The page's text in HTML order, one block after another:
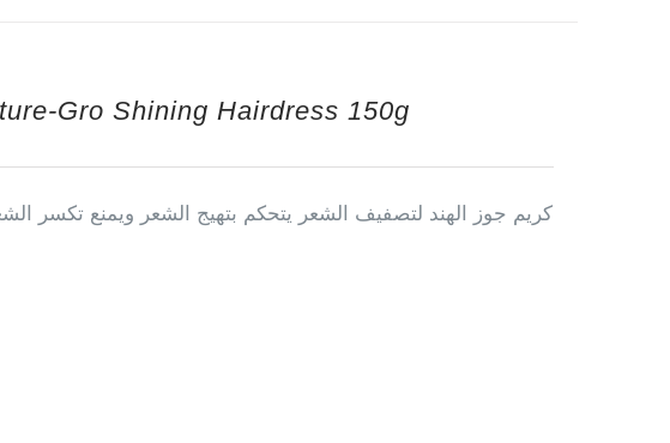
Gro Shining Hairdress 150g
كريم جوز الهند لتصفيف الشعر يتحكم بتهيج الشعر ويمنع تكسر